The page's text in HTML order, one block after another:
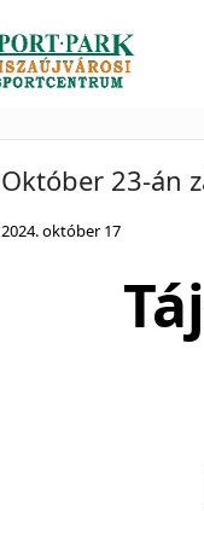
Október 23-án
2024. október 17